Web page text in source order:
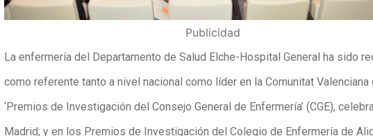
Publicidad
La enfermería del Departamento de Salud Elche-Hospital General ha sido
como referente tanto a nivel nacional como líder en la Comunitat Valenciana
‘Premios de Investigación del Consejo General de Enfermería’ (CGE),
Madrid; y en los Premios de Investigación del Colegio de Enfermería de